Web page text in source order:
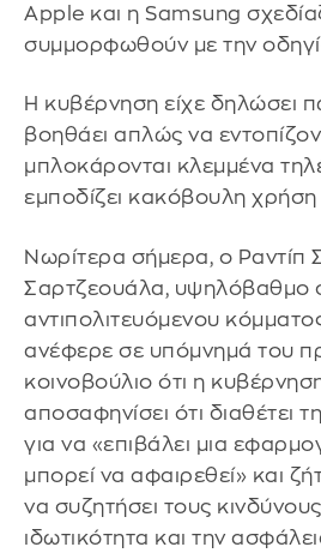
Apple και η Samsung
συμμορφωθούν με την
Η κυβέρνηση είχε δηλώσει
βοηθάει απλώς να
μπλοκάρονται κλεμμένα
εμποδίζει κακόβουλη χρήση
Νωρίτερα σήμερα, ο Ραντίπ
Σαρτζεουάλα, υψηλόβαθμο
αντιπολιτευόμενου
ανέφερε σε υπόμνημά του
κοινοβούλιο ότι η
αποσαφηνίσει ότι διαθέτει
για να «επιβάλει μια
μπορεί να αφαιρεθεί» και
να συζητήσει τους
ιδωτικότητα και την